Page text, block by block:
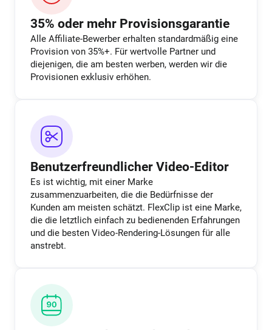
35% oder mehr Provisionsgarantie
Alle Affiliate-Bewerber erhalten standardmäßig eine
Provision von 35%+. Für wertvolle Partner und
diejenigen, die am besten werben, werden wir die
Provisionen exklusiv erhöhen.
Benutzerfreundlicher Video-Editor
Es ist wichtig, mit einer Marke
zusammenzuarbeiten, die die Bedürfnisse der
Kunden am meisten schätzt. FlexClip ist eine Marke,
die die letztlich einfach zu bedienenden Erfahrungen
und die besten Video-Rendering-Lösungen für alle
anstrebt.